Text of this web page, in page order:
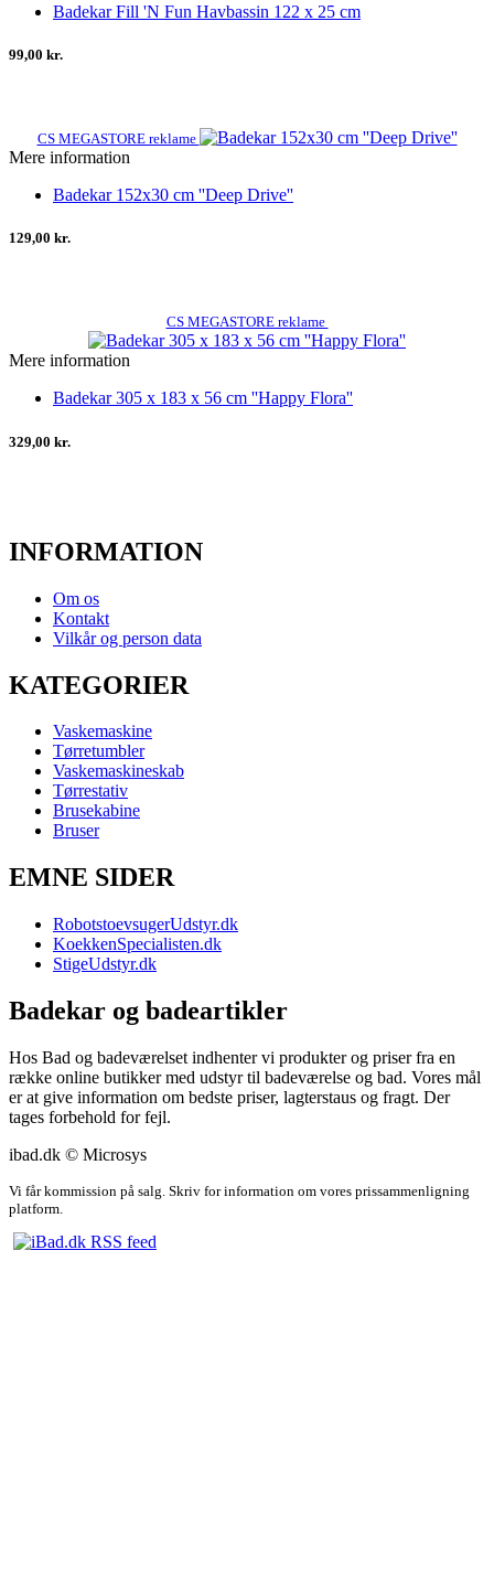
Badekar Fill 'N Fun Havbassin 122 x 25 cm
99,00 kr.
CS MEGASTORE reklame
Mere information
Badekar 152x30 cm ''Deep Drive''
129,00 kr.
CS MEGASTORE reklame
Mere information
Badekar 305 x 183 x 56 cm ''Happy Flora''
329,00 kr.
INFORMATION
Om os
Kontakt
Vilkår og person data
KATEGORIER
Vaskemaskine
Tørretumbler
Vaskemaskineskab
Tørrestativ
Brusekabine
Bruser
EMNE SIDER
RobotstoevsugerUdstyr.dk
KoekkenSpecialisten.dk
StigeUdstyr.dk
Badekar og badeartikler
Hos Bad og badeværelset indhenter vi produkter og priser fra en
række online butikker med udstyr til badeværelse og bad. Vores mål
er at give information om bedste priser, lagterstaus og fragt. Der
tages forbehold for fejl.
ibad.dk © Microsys
Vi får kommission på salg. Skriv for information om vores prissammenligning
platform.